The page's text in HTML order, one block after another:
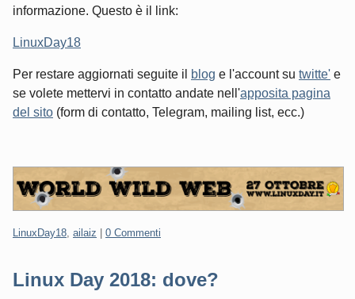
informazione. Questo è il link:
LinuxDay18
Per restare aggiornati seguite il blog e l'account su twitte' e
se volete mettervi in contatto andate nell'apposita pagina
del sito (form di contatto, Telegram, mailing list, ecc.)
Categorie:
LinuxDay18 ailaiz 0 Commenti
Linux Day 2018: dove?